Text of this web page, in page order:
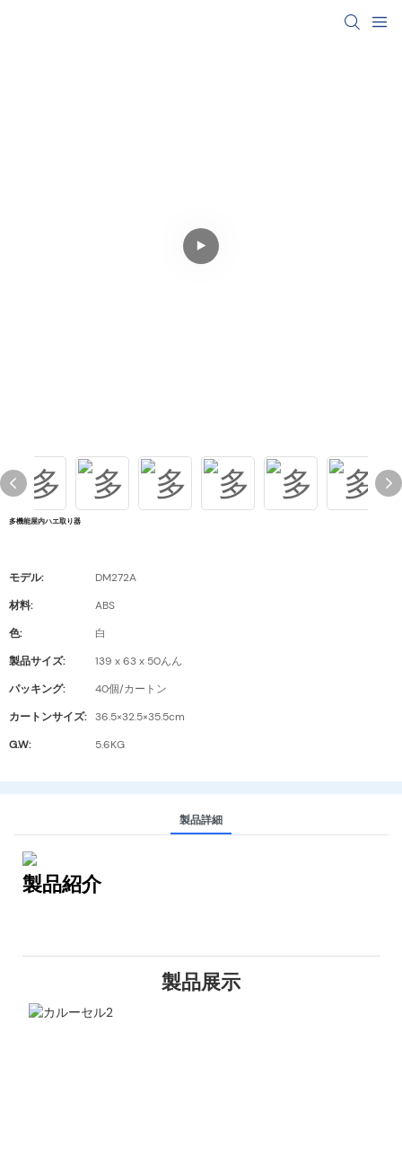
多機能屋内ハエ取り器
モデル:
DM272A
材料:
ABS
色:
白
製品サイズ:
139 x 63 x 50んん
パッキング:
40個/カートン
カートンサイズ:
36.5×32.5×35.5cm
G.W:
5.6KG
製品詳細
製品紹介
製品展示